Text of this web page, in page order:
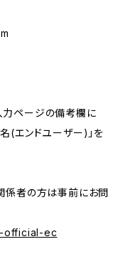
ページの備考欄に
(エンドユーザー)」を
係者の方は事前にお問
official-ec